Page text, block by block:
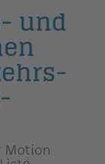
und
Motion